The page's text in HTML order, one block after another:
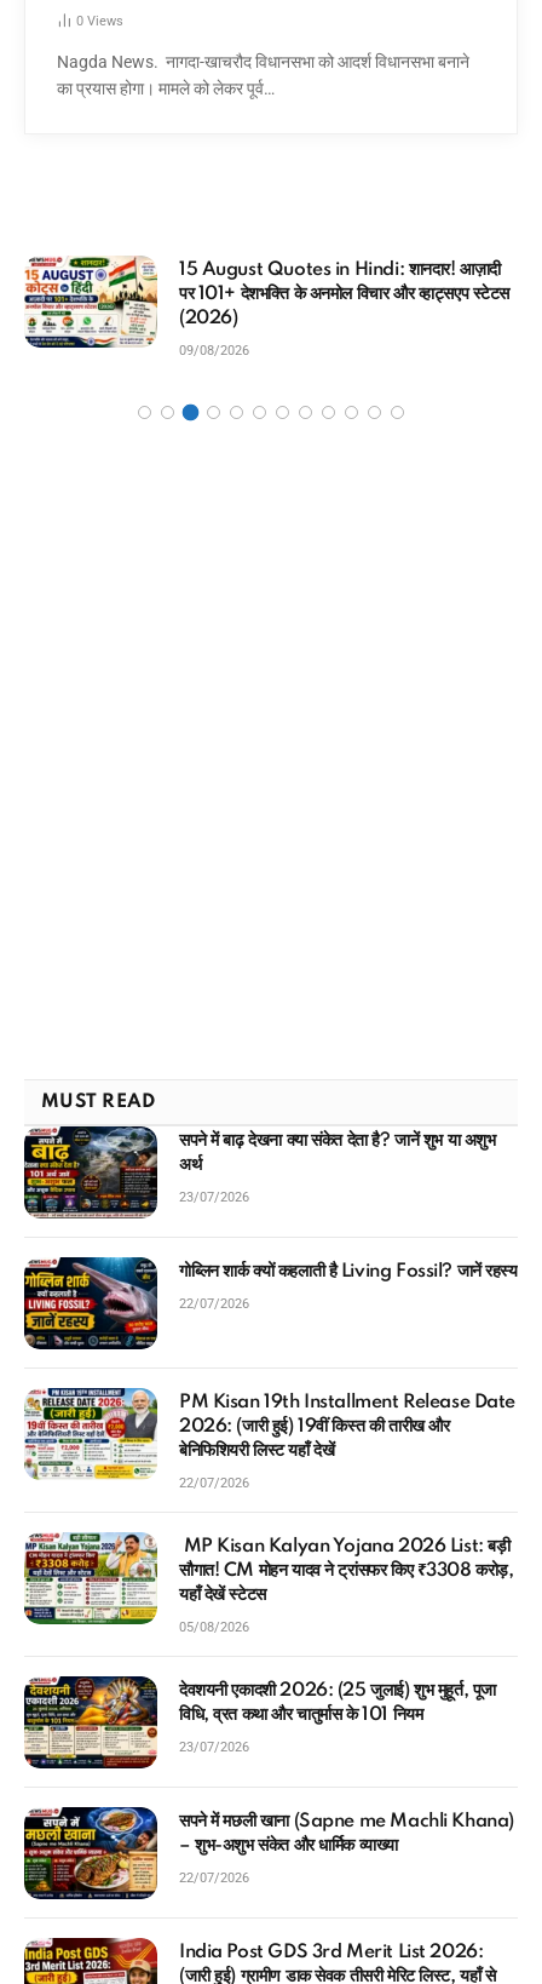
0 Views
Nagda News. नागदा-खाचरौद विधानसभा को आदर्श विधानसभा बनाने
का प्रयास होगा। मामले को लेकर पूर्व…
आज़ादी
स्टेटस
Independence Day 2026
India: ऐतिहासिक! आज़ादी के 79वें वर्ष पर
MUST READ
सपने में बाढ़ देखना क्या संकेत देता है? जानें शुभ या अशुभ
अर्थ
23/07/2026
गोब्लिन शार्क क्यों कहलाती है Living Fossil? जानें रहस्य
22/07/2026
PM Kisan 19th Installment Release Date
2026: (जारी हुई) 19वीं किस्त की तारीख और
बेनिफिशियरी लिस्ट यहाँ देखें
22/07/2026
MP Kisan Kalyan Yojana 2026 List: बड़ी
सौगात! CM मोहन यादव ने ट्रांसफर किए ₹3308 करोड़,
यहाँ देखें स्टेटस
05/08/2026
देवशयनी एकादशी 2026: (25 जुलाई) शुभ मुहूर्त, पूजा
विधि, व्रत कथा और चातुर्मास के 101 नियम
23/07/2026
सपने में मछली खाना (Sapne me Machli Khana)
– शुभ-अशुभ संकेत और धार्मिक व्याख्या
22/07/2026
India Post GDS 3rd Merit List 2026:
(जारी हुई) ग्रामीण डाक सेवक तीसरी मेरिट लिस्ट, यहाँ से